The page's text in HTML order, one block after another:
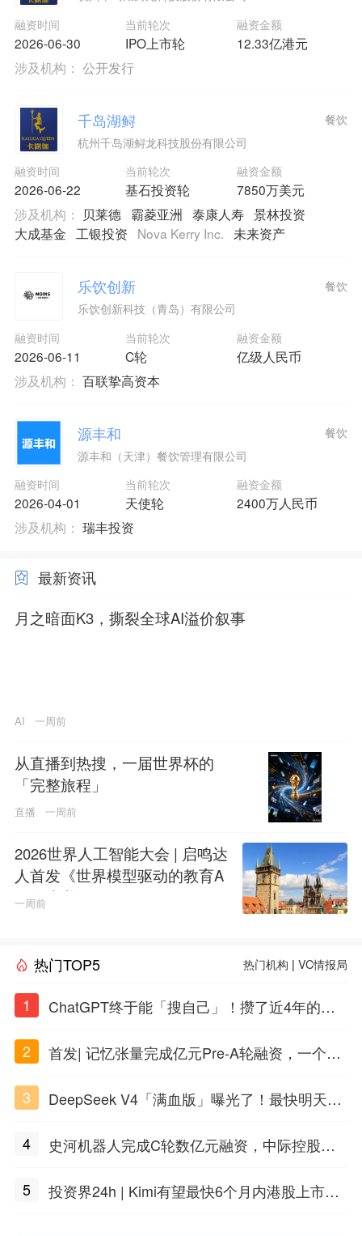
融资时间
2026-06-30
当前轮次
IPO上市轮
融资金额
12.33亿港元
涉及机构： 公开发行
千岛湖鲟
杭州千岛湖鲟龙科技股份有限公司
融资时间
2026-06-22
当前轮次
基石投资轮
融资金额
7850万美元
餐饮
涉及机构： 贝莱德 霸菱亚洲 泰康人寿 景林投资
大成基金
工银投资 Nova Kerry Inc. 未来资产
乐饮创新
乐饮创新科技（青岛）有限公司
融资时间
2026-06-11
当前轮次
C轮
融资金额
亿级人民币
餐饮
涉及机构： 百联挚高资本
源丰和
源丰和（天津）餐饮管理有限公司
融资时间
2026-04-01
当前轮次
天使轮
融资金额
2400万人民币
餐饮
涉及机构： 瑞丰投资
最新资讯
月之暗面K3，撕裂全球AI溢价叙事
AI 一周前
从直播到热搜，一届世界杯的
「完整旅程」
直播 一周前
2026世界人工智能大会 | 启鸣达
人首发《世界模型驱动的教育A
GI白皮书》
一周前
热门TOP5 热门机构 |VC情报局
1
ChatGPT终于能「搜自己」！攒了近4年的对
2
首发| 记忆张量完成亿元Pre-A轮融资，一个上
3
DeepSeek V4「满血版」曝光了！最快明天发
4
史河机器人完成C轮数亿元融资，中际控股领
5
投资界24h | Kimi有望最快6个月内港股上市；